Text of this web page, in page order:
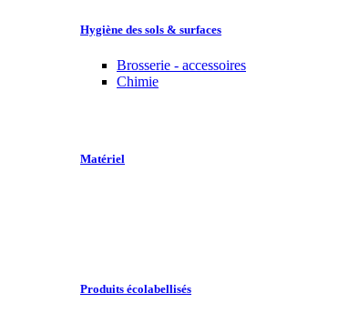
Hygiène des sols & surfaces
Brosserie - accessoires
Chimie
Matériel
Produits écolabellisés